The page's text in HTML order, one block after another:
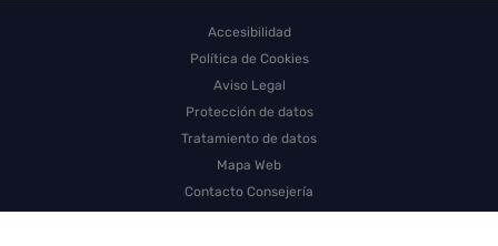
Accesibilidad
Política de Cookies
Aviso Legal
Protección de datos
Tratamiento de datos
Mapa Web
Contacto Consejería